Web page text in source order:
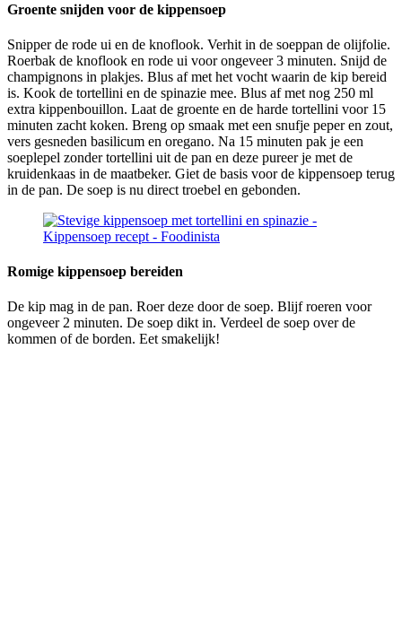
Groente snijden voor de kippensoep
Snipper de rode ui en de knoflook. Verhit in de soeppan de olijfolie.
Roerbak de knoflook en rode ui voor ongeveer 3 minuten. Snijd de
champignons in plakjes. Blus af met het vocht waarin de kip bereid
is. Kook de tortellini en de spinazie mee. Blus af met nog 250 ml
extra kippenbouillon. Laat de groente en de harde tortellini voor 15
minuten zacht koken. Breng op smaak met een snufje peper en zout,
vers gesneden basilicum en oregano. Na 15 minuten pak je een
soeplepel zonder tortellini uit de pan en deze pureer je met de
kruidenkaas in de maatbeker. Giet de basis voor de kippensoep terug
in de pan. De soep is nu direct troebel en gebonden.
Romige kippensoep bereiden
De kip mag in de pan. Roer deze door de soep. Blijf roeren voor
ongeveer 2 minuten. De soep dikt in. Verdeel de soep over de
kommen of de borden. Eet smakelijk!